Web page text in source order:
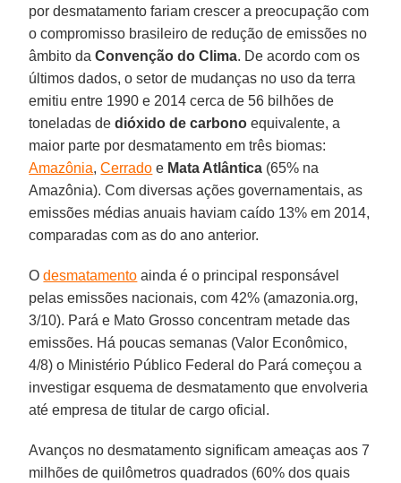
por desmatamento fariam crescer a preocupação com
o compromisso brasileiro de redução de emissões no
âmbito daConvenção do Clima. De acordo com os
últimos dados, o setor de mudanças no uso da terra
emitiu entre 1990 e 2014 cerca de 56 bilhões de
toneladas dedióxido de carbono equivalente, a
maior parte por desmatamento em três biomas:
Amazônia,Cerrado e Mata Atlântica (65% na
Amazônia). Com diversas ações governamentais, as
emissões médias anuais haviam caído 13% em 2014,
comparadas com as do ano anterior.
Odesmatamento ainda é o principal responsável
pelas emissões nacionais, com 42% (amazonia.org,
3/10). Pará e Mato Grosso concentram metade das
emissões. Há poucas semanas (Valor Econômico,
4/8) o Ministério Público Federal do Pará começou a
investigar esquema de desmatamento que envolveria
até empresa de titular de cargo oficial.
Avanços no desmatamento significam ameaças aos 7
milhões de quilômetros quadrados (60% dos quais